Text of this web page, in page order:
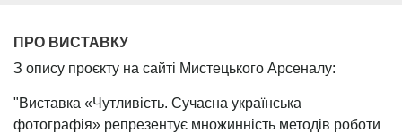
ПРО ВИСТАВКУ
З опису проєкту на сайті Мистецького Арсеналу:
"Виставка «Чутливість. Сучасна українська
фотографія» репрезентує множинність методів роботи